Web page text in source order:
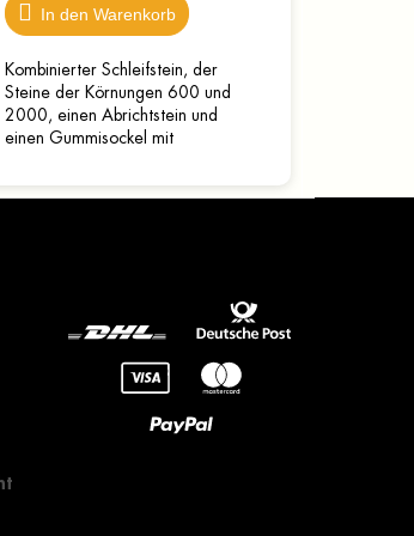
In den Warenkorb
Kombinierter Schleifstein, der
Steine der Körnungen 600 und
2000, einen Abrichtstein und
einen Gummisockel mit
dem Schleifen müssen die